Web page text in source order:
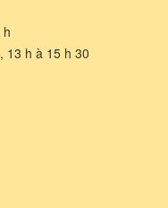
13 h à 15 h 30